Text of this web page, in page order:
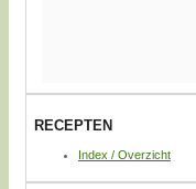
RECEPTEN
Index / Overzicht